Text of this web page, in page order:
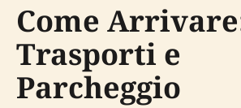
Come
Trasporti e
Parcheggio